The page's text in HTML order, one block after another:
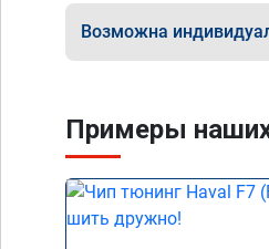
Возможна
Примеры